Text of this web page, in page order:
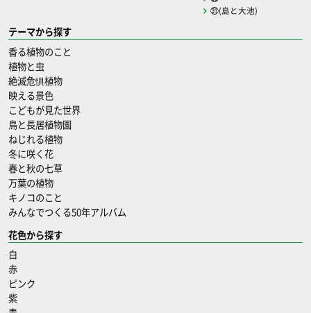
㉛(島と大池)
テーマから探す
香る植物のこと
植物と虫
絶滅危惧植物
映える景色
こどもが見た世界
鳥と長居植物園
ねじれる植物
冬に咲く花
春と秋の七草
万葉の植物
キノコのこと
みんなでつくる50年アルバム
花色から探す
白
赤
ピンク
紫